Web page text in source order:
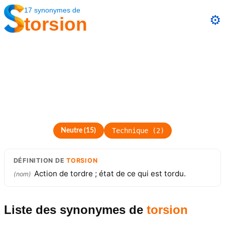
17 synonymes de
torsion ⚙️
Neutre (15) Technique(2)
DÉFINITION DETORSION
(nom) Action de tordre ; état de ce qui est tordu.
Liste des synonymes de torsion